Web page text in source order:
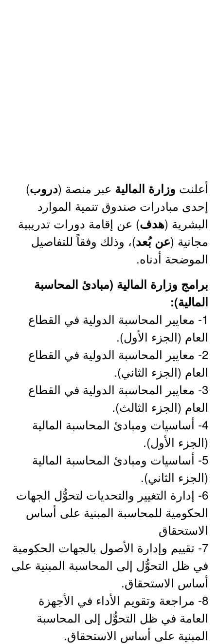
أعلنت وزارة المالية عبر منصة (دروب)
إحدى مبادرات صندوق تنمية الموارد
البشرية (هدف) عن إقامة دورات تدريبية
مجانية (عن بُعد)، وذلك وفقاً للتفاصيل
الموضحة أدناه.
برامج وزارة المالية (مبادئ المحاسبة
المالية):
1- معايير المحاسبة الدولية في القطاع
العام (الجزء الأول).
2- معايير المحاسبة الدولية في القطاع
العام (الجزء الثاني).
3- معايير المحاسبة الدولية في القطاع
العام (الجزء الثالث).
4- أساسيات ومبادئ المحاسبة المالية
(الجزء الأول).
5- أساسيات ومبادئ المحاسبة المالية
(الجزء الثاني).
6- إدارة التغيير والتحديات لتحوُّل الجهات
الحكومية للمحاسبة المبنية على أساس
الاستحقاق
7- تقييم وإدارة الأصول بالجهات الحكومية
في ظل التحوُّل إلى المحاسبة المبنية على
أساس الاستحقاق.
8- مراجعة وتقويم الأداء في الأجهزة
العامة في ظل التحوُّل إلى المحاسبة
المبنية على أساس الاستحقاق.